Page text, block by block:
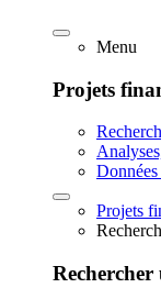
Menu
Projets
Projets